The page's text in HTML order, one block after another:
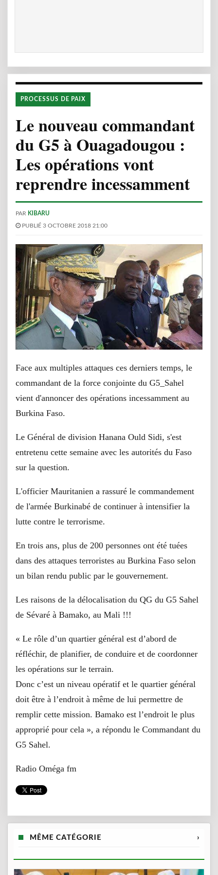
PROCESSUS DE PAIX
Le nouveau commandant
du G5 à Ouagadougou :
Les opérations vont
reprendre incessamment
PAR KIBARU
PUBLIÉ 3 OCTOBRE 2018 21:00
Face aux multiples attaques ces derniers temps, le
commandant de la force conjointe du G5_Sahel
vient d'annoncer des opérations incessamment au
Burkina Faso.
Le Général de division Hanana Ould Sidi, s'est
entretenu cette semaine avec les autorités du Faso
sur la question.
L'officier Mauritanien a rassuré le commandement
de l'armée Burkinabé de continuer à intensifier la
lutte contre le terrorisme.
En trois ans, plus de 200 personnes ont été tuées
dans des attaques terroristes au Burkina Faso selon
un bilan rendu public par le gouvernement.
Les raisons de la délocalisation du QG du G5 Sahel
de Sévaré à Bamako, au Mali !!!
« Le rôle d’un quartier général est d’abord de
réfléchir, de planifier, de conduire et de coordonner
les opérations sur le terrain.
Donc c’est un niveau opératif et le quartier général
doit être à l’endroit à même de lui permettre de
remplir cette mission. Bamako est l’endroit le plus
approprié pour cela », a répondu le Commandant du
G5 Sahel.
Radio Oméga fm
MÊME CATÉGORIE ›